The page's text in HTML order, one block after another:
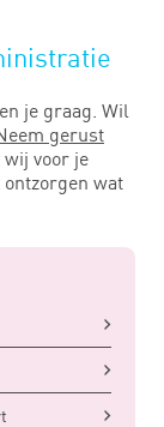
je graag. Wil
gerust
voor je
wat